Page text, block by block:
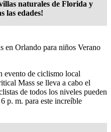
naturales de Florida y
las edades!
evento de ciclismo local
Mass se lleva a cabo el
de todos los niveles pueden
p. m. para este increíble